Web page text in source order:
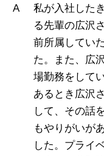
私が入社した
る先輩の広沢
前所属してい
た。また、広
場勤務をして
あるとき広沢
して、その話
もやりがいが
した。プライ